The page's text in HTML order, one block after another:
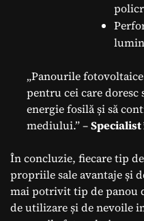
„Panourile
pentru cei care doresc
energie fosilă și să
mediului.” –
În concluzie, fiecare tip
propriile sale avantaje și
mai potrivit tip de panou
de utilizare și de nevoile